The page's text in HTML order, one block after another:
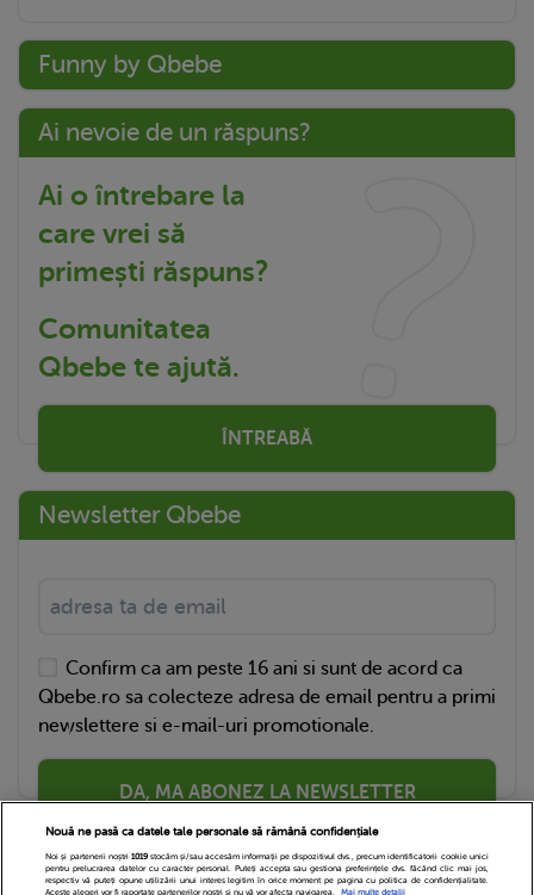
Funny by Qbebe
Ai nevoie de un răspuns?
Ai o întrebare la
care vrei să
primești răspuns?
Comunitatea
Qbebe te ajută.
ÎNTREABĂ
Newsletter Qbebe
Confirm ca am peste 16 ani si sunt de acord ca
Qbebe.ro sa colecteze adresa de email pentru a primi
newslettere si e-mail-uri promotionale.
DA, MA ABONEZ LA NEWSLETTER
Nouă ne pasă ca datele tale personale să rămână confidențiale
Noi și partenerii noștri 1019stocăm și/sau accesăm informații pe dispozitivul dvs., precum identificatorii cookie unici
pentru prelucrarea datelor cu caracter personal. Puteți accepta sau gestiona preferințele dvs. făcând clic mai jos,
respectiv vă puteți opune utilizării unui interes legitim în orice moment pe pagina cu politica de confidențialitate.
Aceste alegeri vor fi raportate partenerilor noștri și nu vă vor afecta navigarea.
Mai multe detalii